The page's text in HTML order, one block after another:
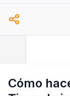
De cada
Cómo